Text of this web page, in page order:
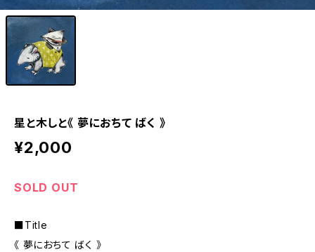
星と木しと《 夢におちて ばく 》
¥2,000
SOLD OUT
■Title
《 夢におちて ばく 》